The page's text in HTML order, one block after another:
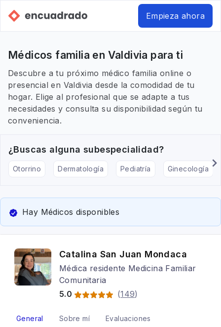
Empieza ahora
Médicos familia en Valdivia para ti
Descubre a tu próximo médico familia online o
presencial en Valdivia desde la comodidad de tu
hogar. Elige al profesional que se adapte a tus
necesidades y consulta su disponibilidad según tu
conveniencia.
¿Buscas alguna subespecialidad?
Otorrino Dermatología Pediatría Ginecología
Hay Médicos disponibles
Catalina San Juan Mondaca
Médica residente Medicina Familiar
Comunitaria
5.0
(149)
General Sobre mí Evaluaciones